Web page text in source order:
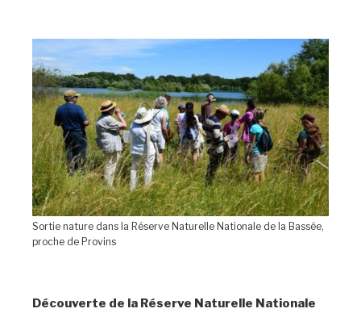
Sortie nature dans la Réserve Naturelle Nationale de la Bassée,
proche de Provins
Découverte de la Réserve Naturelle Nationale